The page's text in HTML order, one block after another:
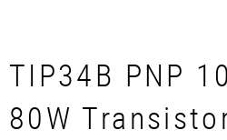
TIP34B PNP
80W